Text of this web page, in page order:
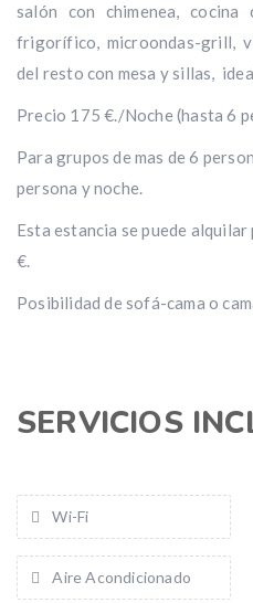
salón con chimenea, cocina
frigorífico, microondas-grill,
del resto con mesa y sillas,
Precio 175 €./Noche (hasta 6
Para grupos de mas de 6
persona y noche.
Esta estancia se puede
€.
Posibilidad de sofá-cama o
SERVICIOS
Wi-Fi
Aire Acondicionado